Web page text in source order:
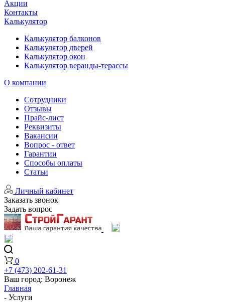
Акции
Контакты
Калькулятор
Калькулятор балконов
Калькулятор дверей
Калькулятор окон
Калькулятор веранды-терассы
О компании
Сотрудники
Отзывы
Прайс-лист
Реквизиты
Вакансии
Вопрос - ответ
Гарантии
Способы оплаты
Статьи
Личный кабинет
Заказать звонок
Задать вопрос
0
+7 (473) 202-61-31
Ваш город: Воронеж
Главная
- Услуги